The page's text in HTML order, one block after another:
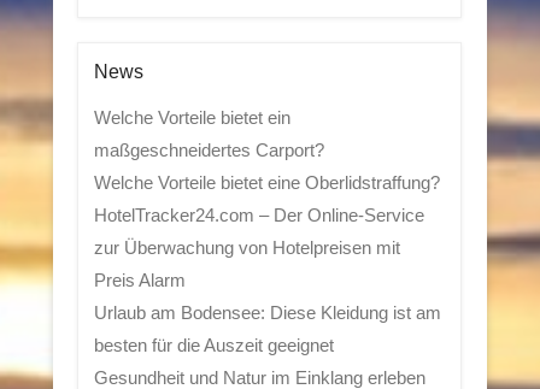
News
Welche Vorteile bietet ein
maßgeschneidertes Carport?
Welche Vorteile bietet eine Oberlidstraffung?
HotelTracker24.com – Der Online-Service
zur Überwachung von Hotelpreisen mit
Preis Alarm
Urlaub am Bodensee: Diese Kleidung ist am
besten für die Auszeit geeignet
Gesundheit und Natur im Einklang erleben